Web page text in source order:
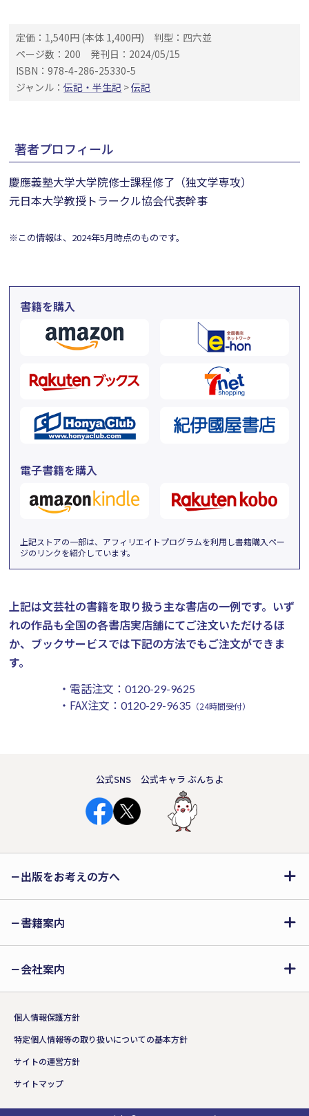
定価：1,540円 (本体 1,400円)
判型：四六並
ページ数：200
発刊日：2024/05/15
ISBN：978-4-286-25330-5
ジャンル：伝記・半生記 >伝記
著者プロフィール
慶應義塾大学大学院修士課程修了（独文学専攻）
元日本大学教授トラークル協会代表幹事
※この情報は、2024年5月時点のものです。
書籍を購入
電子書籍を購入
上記ストアの一部は、アフィリエイトプログラムを利用し書籍購入ペー
ジのリンクを紹介しています。
上記は文芸社の書籍を取り扱う主な書店の一例です。 いず
れの作品も全国の各書店実店舗にてご注文いただけるほ
か、ブックサービスでは下記の方法でもご注文ができま
す。
・電話注文： 0120-29-9625
・FAX注文： 0120-29-9635 （24時間受付）
公式SNS 公式キャラ ぶんちよ
出版をお考えの方へ
書籍案内
会社案内
個人情報保護方針
特定個人情報等の取り扱いについての基本方針
サイトの運営方針
サイトマップ